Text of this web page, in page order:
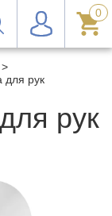
0
>
для рук
рук